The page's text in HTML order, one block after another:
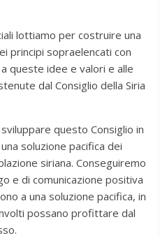
lottiamo per costruire una
principi sopraelencati con
queste idee e valori e alle
dal Consiglio della Siria
questo Consiglio in
soluzione pacifica dei
siriana. Conseguiremo
e di comunicazione positiva
a una soluzione pacifica, in
possano profittare dal